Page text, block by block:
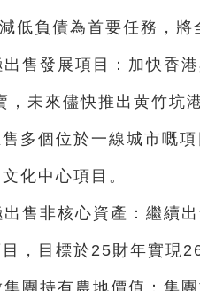
低負債為首要任務，將
售發展項目：加快香
，未來儘快推出黄竹坑
多個位於一線城市嘅
化中心項目。
售非核心資產：繼續
，目標於25財年實現
團持有農地價值：集